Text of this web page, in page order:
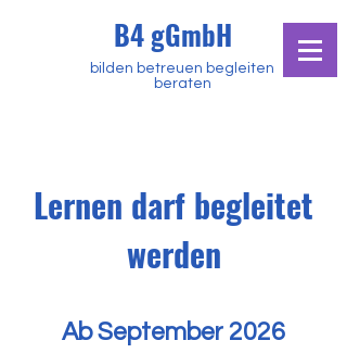
B4 gGmbH
bilden betreuen begleiten
beraten
Lernen darf begleitet
werden
Ab September 2026